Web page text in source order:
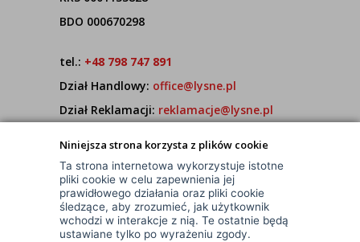
Niniejsza strona korzysta z plików cookie
Ta strona internetowa wykorzystuje istotne
pliki cookie w celu zapewnienia jej
prawidłowego działania oraz pliki cookie
śledzące, aby zrozumieć, jak użytkownik
wchodzi w interakcje z nią. Te ostatnie będą
ustawiane tylko po wyrażeniu zgody.
BDO 000670298
tel.: +48 798 747 891
Dział Handlowy: office@lysne.pl
Dział Reklamacji: reklamacje@lysne.pl
7:00 - 15:00